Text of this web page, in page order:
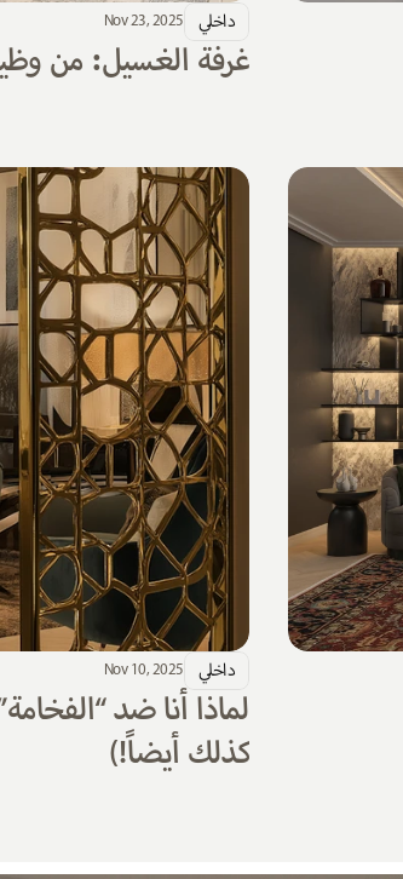
Nov 23, 2025 داخلي
غرفة الغسيل: من
Nov 10, 2025 داخلي
كذلك أيضاً!)